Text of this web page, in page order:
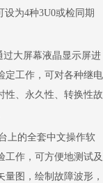
设为4种3U0或检同期
过大屏幕液晶显示屏进
定工作，可对各种继电
性、永久性、转换性故
上的全套中文操作软
工作，可方便地测试及
图，绘制故障波形，